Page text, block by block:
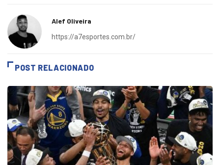
Alef Oliveira
https://a7esportes.com.br/
POST RELACIONADO